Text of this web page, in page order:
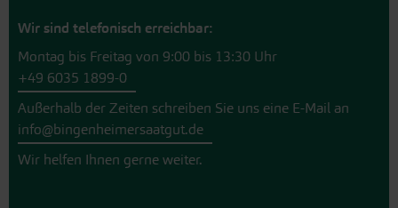
Wir sind telefonisch erreichbar:
Montag bis Freitag von 9:00 bis 13:30 Uhr
+49 6035 1899-0
Außerhalb der Zeiten schreiben Sie uns eine E-Mail an
info@bingenheimersaatgut.de
Wir helfen Ihnen gerne weiter.